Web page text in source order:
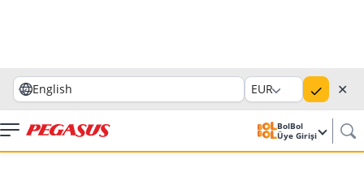
English EUR ✕
BolBol
Üye Girişi